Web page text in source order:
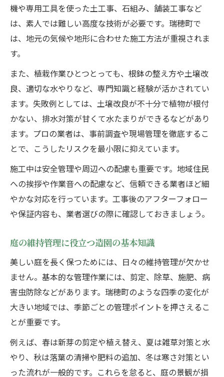
機や専用工具を使った土工事、石組み、舗装工事など
は、素人では難しい高度な技術が必要です。瑞穂町で
は、地元の気候や地形に合わせた施工方法が重視されま
す。
また、植栽作業ひとつとっても、根鉢の整え方や土壌改
良、適切な水やりなど、専門知識と経験が活かされてい
ます。失敗例としては、土壌改良が不十分で植物が根付
かない、排水対策が甘くて水たまりができるなどがあり
ます。プロの業者は、事前調査や現場管理を徹底するこ
とで、こうしたリスクを最小限に抑えています。
施工中は安全管理や周辺への配慮も重要です。地域住民
への挨拶や作業音への配慮など、信頼できる業者ほど細
やかな対応を行っています。工事後のアフターフォロー
や保証内容も、業者選びの際に確認しておきましょう。
庭の維持管理に役立つ造園の基本知識
美しい庭を長く保つためには、日々の維持管理が欠かせ
ません。基本的な管理作業には、剪定、除草、施肥、病
害虫防除などがあります。瑞穂町のような四季の変化が
大きい地域では、季節ごとの管理ポイントを押さえるこ
とが重要です。
例えば、春は新芽の剪定や植え替え、夏は雑草対策と水
やり、秋は落葉の清掃や肥料の追加、冬は寒さ対策とい
った流れが一般的です。これらを怠ると、庭の景観が損